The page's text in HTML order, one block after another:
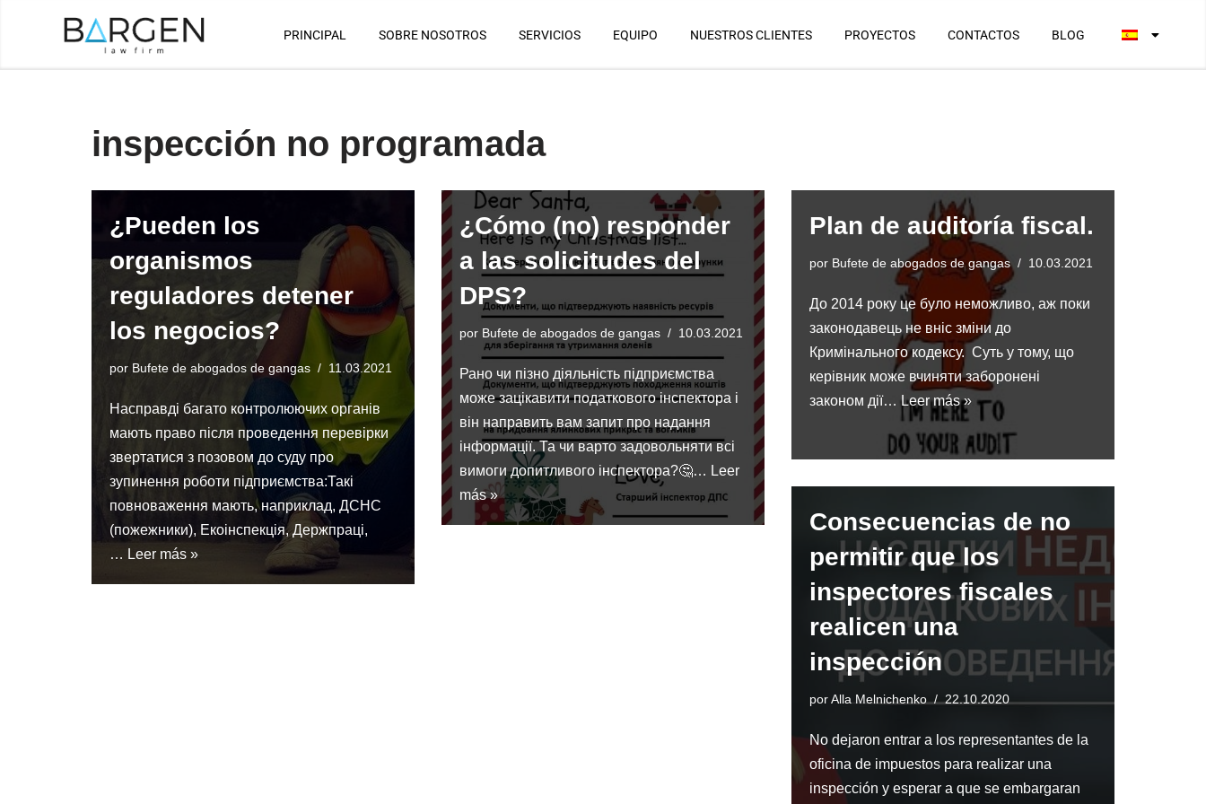
PRINCIPAL SOBRE NOSOTROS SERVICIOS EQUIPO NUESTROS CLIENTES PROYECTOS CONTACTOS BLOG
inspección no programada
¿Pueden los
organismos
reguladores detener
los negocios?
por Bufete de abogados de gangas 11.03.2021
Насправді багато контролюючих органів
мають право після проведення перевірки
звертатися з позовом до суду про
зупинення роботи підприємства:Такі
повноваження мають, наприклад, ДСНС
(пожежники), Екоінспекція, Держпраці,
… Leer más »
¿Cómo (no) responder
a las solicitudes del
DPS?
por Bufete de abogados de gangas 10.03.2021
Рано чи пізно діяльність підприємства
може зацікавити податкового інспектора і
він направить вам запит про надання
інформації. Та чи варто задовольняти всі
вимоги допитливого інспектора?🤔… Leer
más »
Plan de auditoría fiscal.
por Bufete de abogados de gangas 10.03.2021
До 2014 року це було неможливо, аж поки
законодавець не вніс зміни до
Кримінального кодексу. Суть у тому, що
керівник може вчиняти заборонені
законом дії… Leer más »
Consecuencias de no
permitir que los
inspectores fiscales
realicen una
inspección
porAlla Melnichenko 22.10.2020
No dejaron entrar a los representantes de la
oficina de impuestos para realizar una
inspección y esperar a que se embargaran